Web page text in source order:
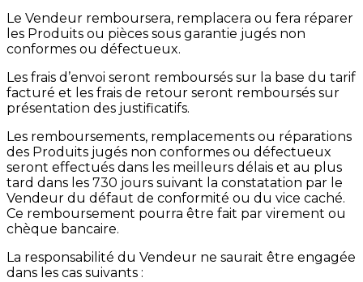
Le Vendeur remboursera, remplacera ou fera réparer
les Produits ou pièces sous garantie jugés non
conformes ou défectueux.
Les frais d’envoi seront remboursés sur la base du tarif
facturé et les frais de retour seront remboursés sur
présentation des justificatifs.
Les remboursements, remplacements ou réparations
des Produits jugés non conformes ou défectueux
seront effectués dans les meilleurs délais et au plus
tard dans les 730 jours suivant la constatation par le
Vendeur du défaut de conformité ou du vice caché.
Ce remboursement pourra être fait par virement ou
chèque bancaire.
La responsabilité du Vendeur ne saurait être engagée
dans les cas suivants :